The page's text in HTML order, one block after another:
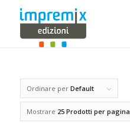
Ordinare per Default
Mostrare 25 Prodotti per pagina